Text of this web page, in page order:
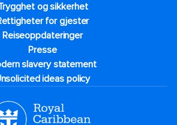
og sikkerhet​
for gjester
Reiseoppdateringer
Presse
slavery statement
ideas policy